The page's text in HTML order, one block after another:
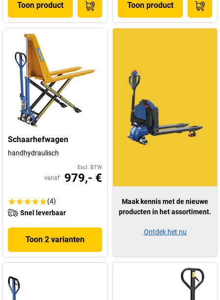
Toon product Toon product
Schaarhefwagen
handhydraulisch
Excl. BTW
vanaf 979,- €
(4)
Snel leverbaar
Toon 2 varianten
Maak kennis met de nieuwe
producten in het assortiment.
Ontdek het nu